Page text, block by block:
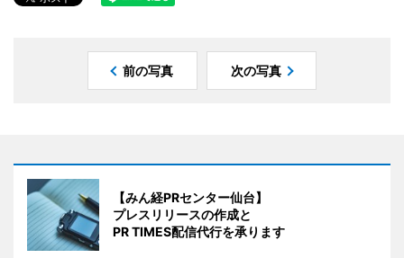
前の写真 次の写真
【みん経PRセンター仙台】
プレスリリースの作成と
PR TIMES配信代行を承ります